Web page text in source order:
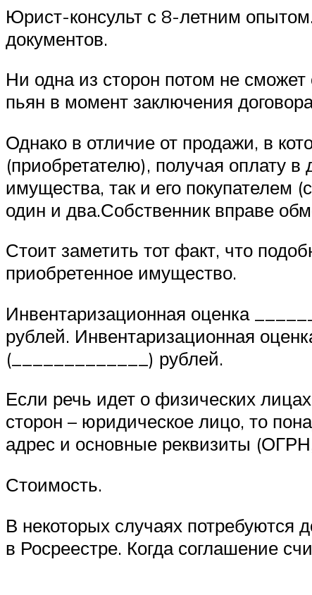
Юрист-консульт с 8-летним
документов.
Ни одна из сторон потом не сможет
пьян в момент заключения
Однако в отличие от продажи, в
(приобретателю), получая оплату
имущества, так и его покупателем
один и два.Собственник вправе
Стоит заметить тот факт, что
приобретенное имущество.
Инвентаризационная оценка
рублей. Инвентаризационная
(_____________) рублей.
Если речь идет о физических
сторон – юридическое лицо, то
адрес и основные реквизиты
Стоимость.
В некоторых случаях потребуются
в Росреестре. Когда соглашение